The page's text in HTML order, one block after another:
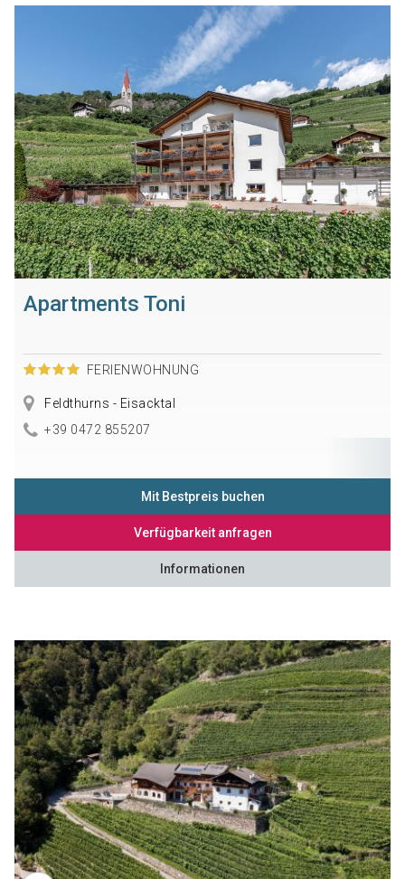
Apartments Toni
FERIENWOHNUNG
Feldthurns - Eisacktal
+39 0472 855207
Mit Bestpreis buchen
Verfügbarkeit anfragen
Informationen